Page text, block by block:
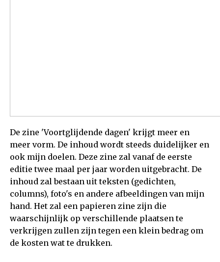
De zine 'Voortglijdende dagen' krijgt meer en
meer vorm. De inhoud wordt steeds duidelijker en
ook mijn doelen. Deze zine zal vanaf de eerste
editie twee maal per jaar worden uitgebracht. De
inhoud zal bestaan uit teksten (gedichten,
columns), foto's en andere afbeeldingen van mijn
hand. Het zal een papieren zine zijn die
waarschijnlijk op verschillende plaatsen te
verkrijgen zullen zijn tegen een klein bedrag om
de kosten wat te drukken.